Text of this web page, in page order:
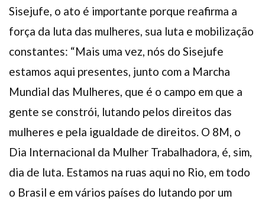
Sisejufe, o ato é importante porque reafirma a
força da luta das mulheres, sua luta e mobilização
constantes: “Mais uma vez, nós do Sisejufe
estamos aqui presentes, junto com a Marcha
Mundial das Mulheres, que é o campo em que a
gente se constrói, lutando pelos direitos das
mulheres e pela igualdade de direitos. O 8M, o
Dia Internacional da Mulher Trabalhadora, é, sim,
dia de luta. Estamos na ruas aqui no Rio, em todo
o Brasil e em vários países do lutando por um